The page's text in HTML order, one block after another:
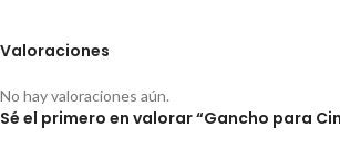
Valoraciones
No hay valoraciones aún.
Sé el primero en valorar “Gancho para